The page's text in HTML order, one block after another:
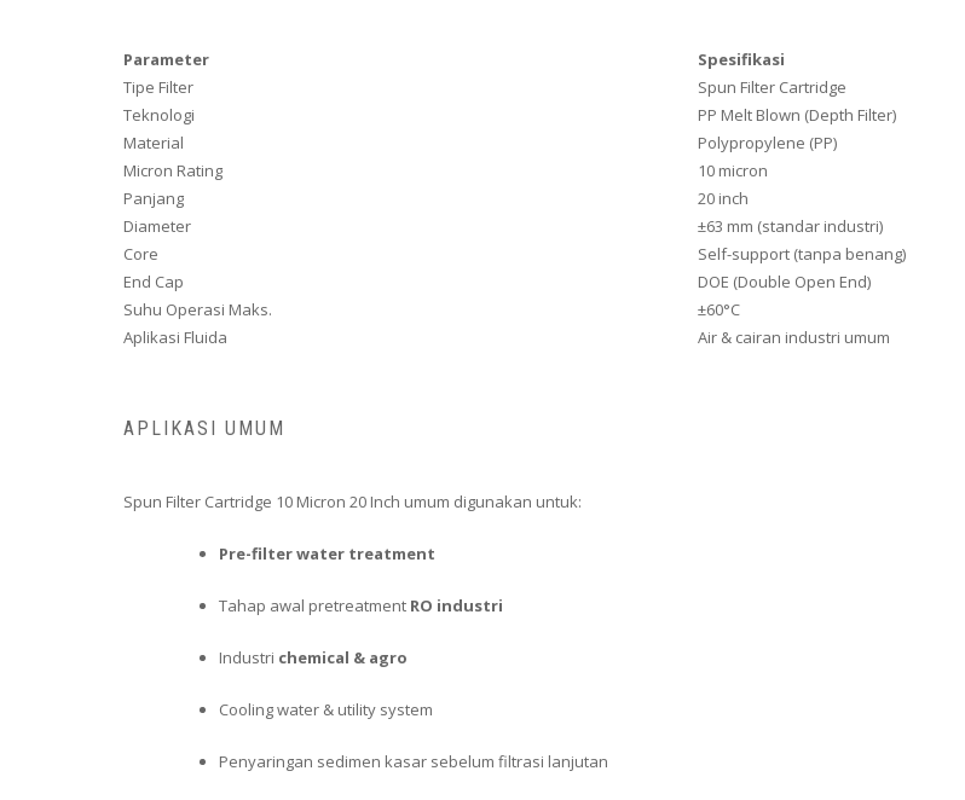
Parameter
Spesifikasi
Tipe Filter
Spun Filter Cartridge
Teknologi
PP Melt Blown (Depth Filter)
Material
Polypropylene (PP)
Micron Rating
10 micron
Panjang
20 inch
Diameter
±63 mm (standar industri)
Core
Self-support (tanpa benang)
End Cap
DOE (Double Open End)
Suhu Operasi Maks.
±60°C
Aplikasi Fluida
Air & cairan industri umum
APLIKASI UMUM
Spun Filter Cartridge 10 Micron 20 Inch umum digunakan untuk:
Pre-filter water treatment
Tahap awal pretreatment RO industri
Industri chemical & agro
Cooling water & utility system
Penyaringan sedimen kasar sebelum filtrasi lanjutan